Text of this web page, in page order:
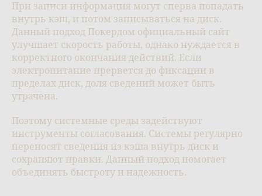
При записи информация могут сперва попадать
внутрь кэш, и потом записываться на диск.
Данный подход Покердом официальный сайт
улучшает скорость работы, однако нуждается в
корректного окончания действий. Если
электропитание прервется до фиксации в
пределах диск, доля сведений может быть
утрачена.
Поэтому системные среды задействуют
инструменты согласования. Системы регулярно
переносят сведения из кэша внутрь диск и
сохраняют правки. Данный подход помогает
объединять быстроту и надежность.